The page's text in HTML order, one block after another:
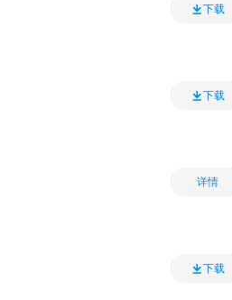
下载
下载
详情
下载